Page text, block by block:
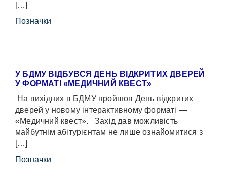
[…]
Позначки
У БДМУ ВІДБУВСЯ ДЕНЬ ВІДКРИТИХ ДВЕРЕЙ
У ФОРМАТІ «МЕДИЧНИЙ КВЕСТ»
На вихідних в БДМУ пройшов День відкритих
дверей у новому інтерактивному форматі —
«Медичний квест». Захід дав можливість
майбутнім абітурієнтам не лише ознайомитися з
[…]
Позначки